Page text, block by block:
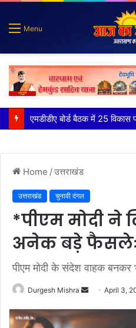
Menu
Home /उत्तराखंड
उत्तराखंड चुनावी दंगल
*पीएम मोदी ने
अनेक बड़े फैसलेः
पीएम मोदी के संदेश वाहक बनकर
Durgesh Mishra
Send
email
April 3,